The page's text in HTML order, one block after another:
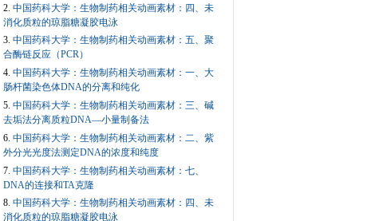
2. 中国药科大学：生物制药相关动画素材：四、未
消化质粒的琼脂糖凝胶电泳
3. 中国药科大学：生物制药相关动画素材：五、聚
合酶链反应（PCR）
4. 中国药科大学：生物制药相关动画素材：一、大
肠杆菌染色体DNA的分离和纯化
5. 中国药科大学：生物制药相关动画素材：三、碱
去垢法分离质粒DNA—小量制备法
6. 中国药科大学：生物制药相关动画素材：二、紫
外分光光度法测定DNA的浓度和纯度
7. 中国药科大学：生物制药相关动画素材：七、
DNA的连接和TA克隆
8. 中国药科大学：生物制药相关动画素材：四、未
消化质粒的琼脂糖凝胶电泳